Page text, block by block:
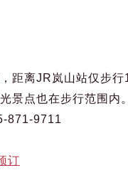
距离JR岚山站仅步行
景点也在步行范围内。
871-9711
订